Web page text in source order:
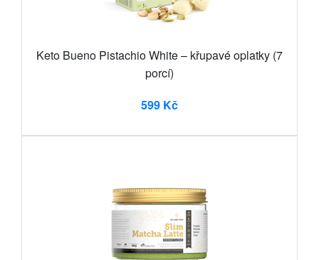
Keto Bueno Pistachio White – křupavé oplatky (7
porcí)
599 Kč